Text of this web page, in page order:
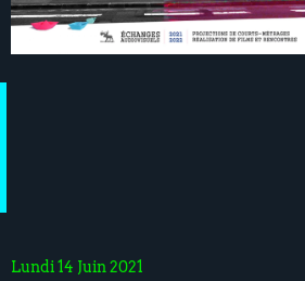
Lundi 14 Juin 2021